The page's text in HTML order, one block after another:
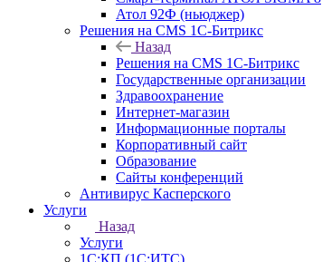
Атол 92Ф (ньюджер)
Решения на CMS 1С-Битрикс
Назад
Решения на CMS 1С-Битрикс
Государственные организации
Здравоохранение
Интернет-магазин
Информационные порталы
Корпоративный сайт
Образование
Сайты конференций
Антивирус Касперского
Услуги
Назад
Услуги
1С:КП (1С:ИТС)